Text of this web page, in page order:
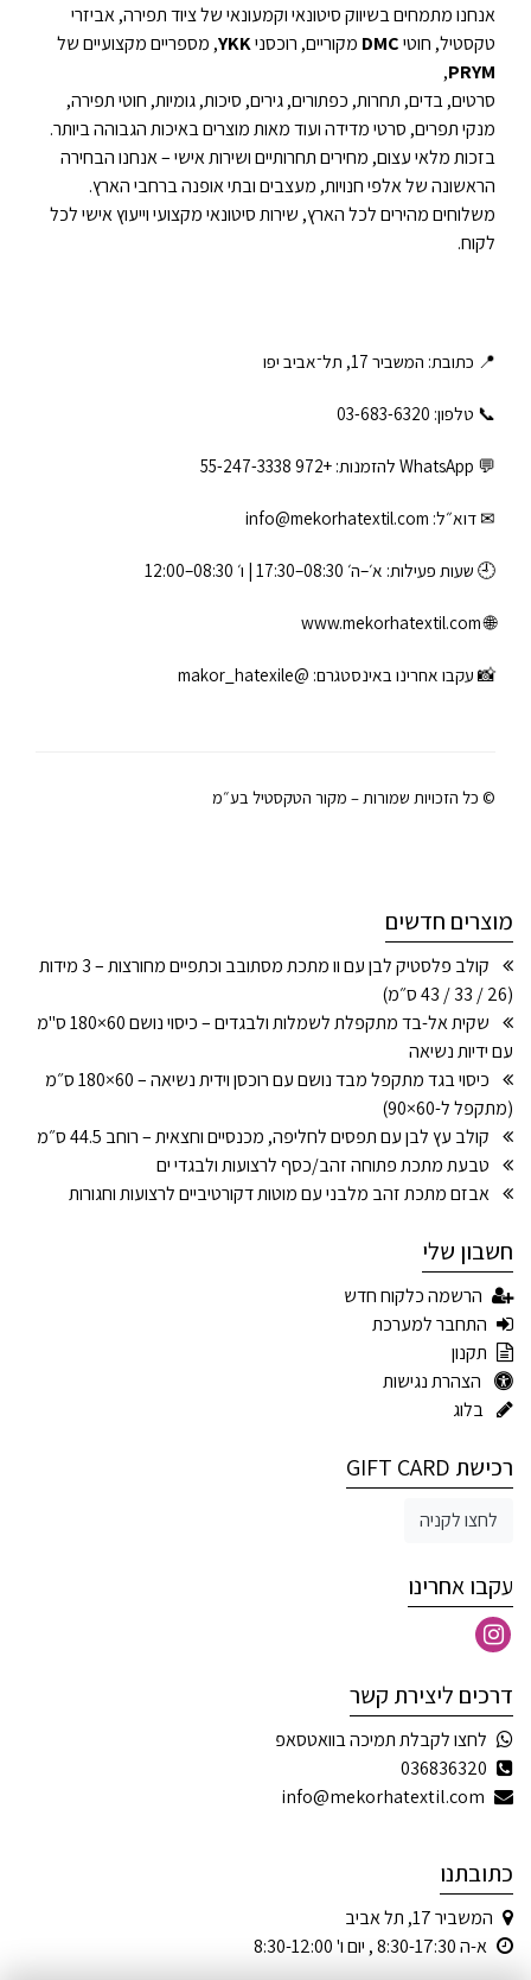
אנחנו מתמחים בשיווק סיטונאי וקמעונאי של ציוד תפירה, אביזרי
טקסטיל, חוטיDMC מקוריים, רוכסניYKK, מספריים מקצועיים של
PRYM
,
סרטים, בדים, תחרות, כפתורים, גירים, סיכות, גומיות, חוטי תפירה,
מנקי תפרים, סרטי מדידה ועוד מאות מוצרים באיכות הגבוהה ביותר.
בזכות מלאי עצום, מחירים תחרותיים ושירות אישי – אנחנו הבחירה
הראשונה של אלפי חנויות, מעצבים ובתי אופנה ברחבי הארץ.
משלוחים מהירים לכל הארץ, שירות סיטונאי מקצועי וייעוץ אישי לכל
לקוח.
📍 כתובת: המשביר 17, תל־אביב יפו
📞 טלפון: ‎03-683-6320
💬 WhatsApp להזמנות: +972 55-247-3338
✉ דוא״ל: info@mekorhatextil.com
🕘 שעות פעילות: א׳–ה׳ 08:30–17:30 | ו׳ 08:30–12:00
🌐
www.mekorhatextil.com
📸 עקבו אחרינו באינסטגרם: @makor_hatexile
© כל הזכויות שמורות – מקור הטקסטיל בע״מ
מוצרים חדשים
קולב פלסטיק לבן עם וו מתכת מסתובב וכתפיים מחורצות – 3 מידות
(26 / 33 / 43 ס״מ)
שקית אל-בד מתקפלת לשמלות ולבגדים – כיסוי נושם 60×180 ס"מ
עם ידיות נשיאה
כיסוי בגד מתקפל מבד נושם עם רוכסן וידית נשיאה – 60×180 ס״מ
(מתקפל ל-60×90)
קולב עץ לבן עם תפסים לחליפה, מכנסיים וחצאית – רוחב 44.5 ס״מ
טבעת מתכת פתוחה זהב/כסף לרצועות ולבגדי ים
אבזם מתכת זהב מלבני עם מוטות דקורטיביים לרצועות וחגורות
חשבון שלי
הרשמה כלקוח חדש
התחבר למערכת
תקנון
הצהרת נגישות
בלוג
רכישת GIFT CARD
לחצו לקניה
עקבו אחרינו
דרכים ליצירת קשר
לחצו לקבלת תמיכה בוואטסאפ
036836320
info@mekorhatextil.com
כתובתנו
המשביר 17, תל אביב
א-ה 8:30-17:30 , יום ו' 8:30-12:00